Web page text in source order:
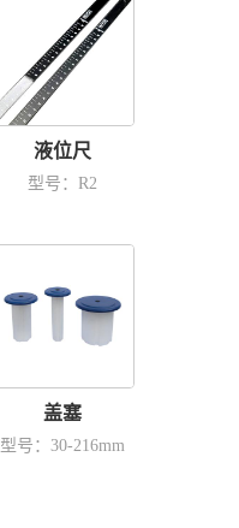
液位尺
型号：R2
盖塞
型号：30-216mm